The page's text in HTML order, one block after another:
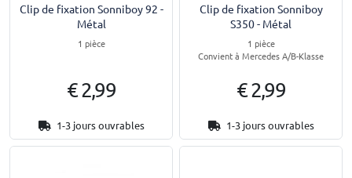
Clip de fixation Sonniboy 92 -
Métal
1 pièce
€ 2,99
1-3 jours ouvrables
Clip de fixation Sonniboy
S350 - Métal
1 pièce
Convient à Mercedes A/B-Klasse
€ 2,99
1-3 jours ouvrables